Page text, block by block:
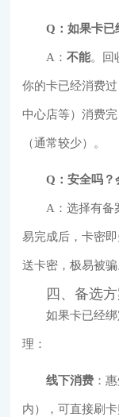
Q：如果卡已
A：不能。回
你的卡已经消费
中心店等）消费
（通常较少）。
Q：安全吗？
A：选择有备
易完成后，卡密
送卡密，极易被骗
四、备选
如果卡已经
理：
线下消费 ：
内），可直接刷卡